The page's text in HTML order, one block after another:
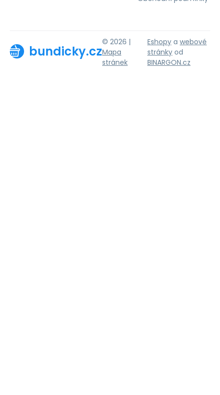
bundicky.cz
© 2026 |
Mapa
stránek
Eshopy a webové
stránky od
BINARGON.cz